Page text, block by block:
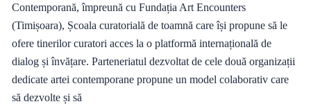
Contemporană, împreună cu Fundația Art Encounters
(Timișoara), Școala curatorială de toamnă care își propune să le
ofere tinerilor curatori acces la o platformă internațională de
dialog și învățare. Parteneriatul dezvoltat de cele două organizații
dedicate artei contemporane propune un model colaborativ care
să dezvolte și să